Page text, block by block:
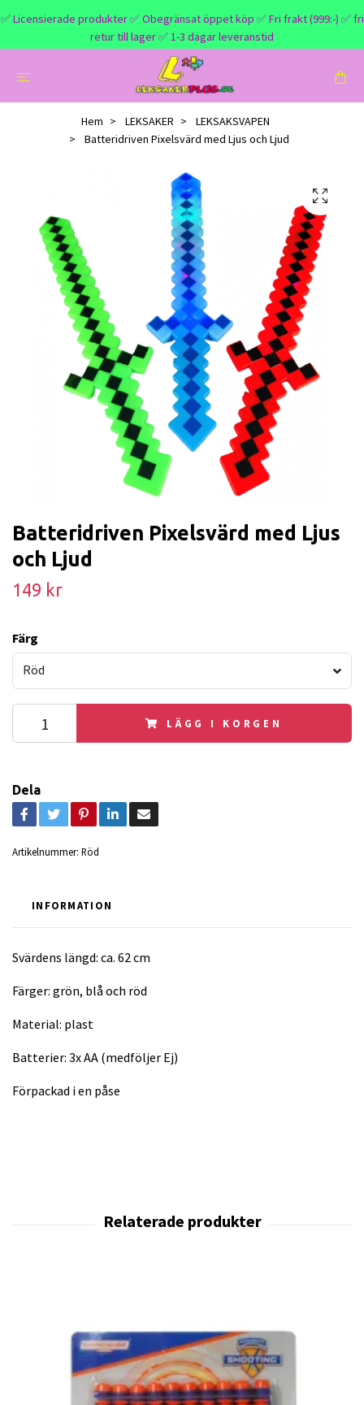
✅ Licensierade produkter ✅ Obegränsat öppet köp ✅ Fri frakt (999:-) ✅ fri
retur till lager ✅ 1-3 dagar leveranstid
Hem LEKSAKER
LEKSAKSVAPEN
Batteridriven Pixelsvärd med Ljus och Ljud
Batteridriven Pixelsvärd med Ljus
och Ljud
149 kr
Färg
Röd
LÄGG I KORGEN
Dela
Artikelnummer: Röd
INFORMATION
Svärdens längd: ca. 62 cm
Färger: grön, blå och röd
Material: plast
Batterier: 3x AA (medföljer Ej)
Förpackad i en påse